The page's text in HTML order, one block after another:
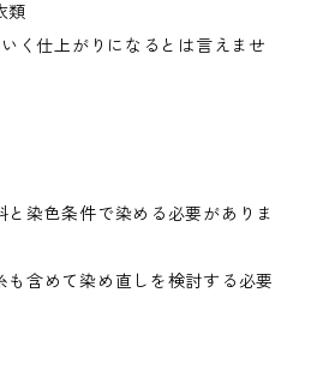
類
く仕上がりになるとは言えませ
染色条件で染める必要がありま
含めて染め直しを検討する必要